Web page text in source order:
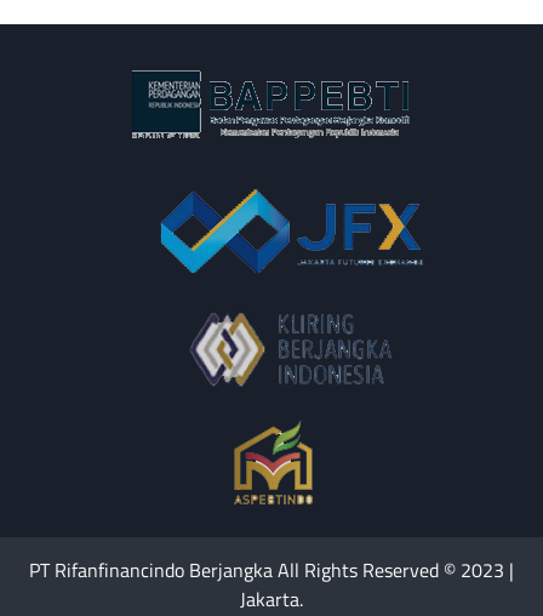
PT Rifanfinancindo Berjangka All Rights Reserved © 2023 |
Jakarta.